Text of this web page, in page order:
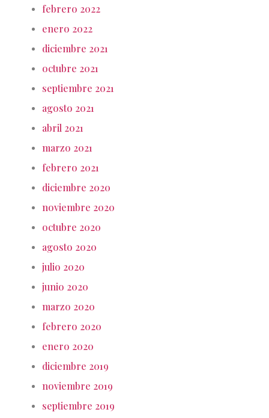
febrero 2022
enero 2022
diciembre 2021
octubre 2021
septiembre 2021
agosto 2021
abril 2021
marzo 2021
febrero 2021
diciembre 2020
noviembre 2020
octubre 2020
agosto 2020
julio 2020
junio 2020
marzo 2020
febrero 2020
enero 2020
diciembre 2019
noviembre 2019
septiembre 2019